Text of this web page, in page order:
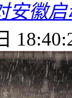
安徽